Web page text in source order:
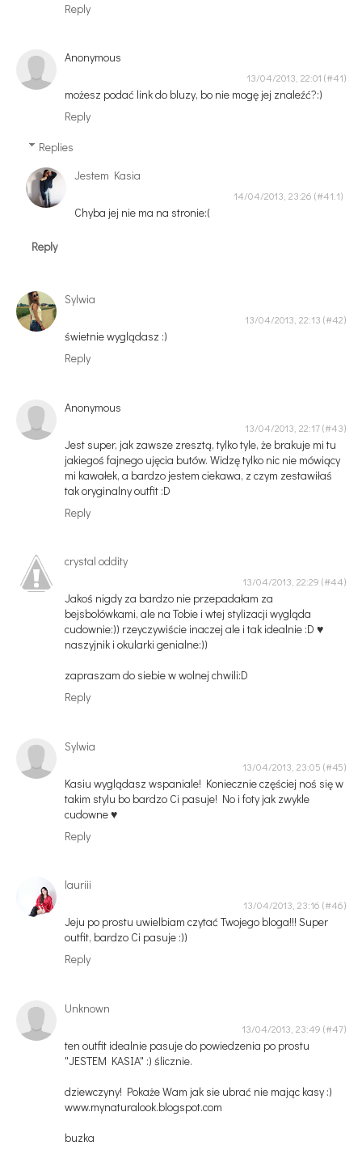
Reply
Anonymous
13/04/2013, 22:01
możesz podać link do bluzy, bo nie mogę jej znaleźć?:)
Reply
Replies
Jestem Kasia
14/04/2013, 23:26
Chyba jej nie ma na stronie:(
Reply
Sylwia
13/04/2013, 22:13
świetnie wyglądasz :)
Reply
Anonymous
13/04/2013, 22:17
Jest super, jak zawsze zresztą, tylko tyle, że brakuje mi tu
jakiegoś fajnego ujęcia butów. Widzę tylko nic nie mówiący
mi kawałek, a bardzo jestem ciekawa, z czym zestawiłaś
tak oryginalny outfit :D
Reply
crystal oddity
13/04/2013, 22:29
Jakoś nigdy za bardzo nie przepadałam za
bejsbolówkami, ale na Tobie i wtej stylizacji wygląda
cudownie:)) rzeyczywiście inaczej ale i tak idealnie :D ♥
naszyjnik i okularki genialne:))
zapraszam do siebie w wolnej chwili:D
Reply
Sylwia
13/04/2013, 23:05
Kasiu wyglądasz wspaniale! Koniecznie częściej noś się w
takim stylu bo bardzo Ci pasuje! No i foty jak zwykle
cudowne ♥
Reply
lauriii
13/04/2013, 23:16
Jeju po prostu uwielbiam czytać Twojego bloga!!! Super
outfit, bardzo Ci pasuje :))
Reply
Unknown
13/04/2013, 23:49
ten outfit idealnie pasuje do powiedzenia po prostu
"JESTEM KASIA" :) ślicznie.
dziewczyny! Pokaże Wam jak sie ubrać nie mając kasy :)
www.mynaturalook.blogspot.com
buzka